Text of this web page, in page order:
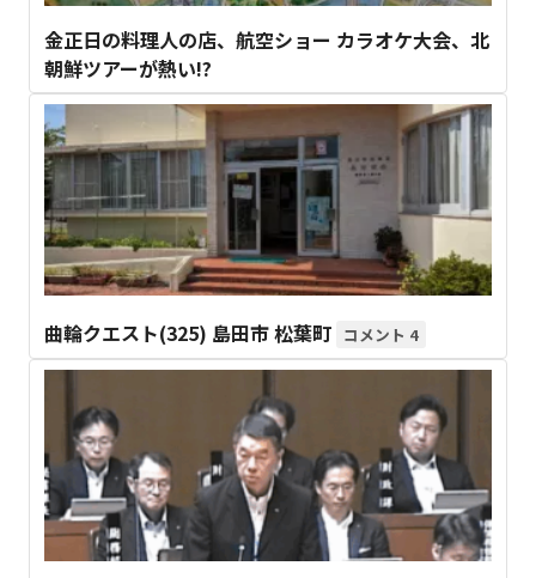
金正日の料理人の店、航空ショー カラオケ大会、北
朝鮮ツアーが熱い!?
曲輪クエスト(325) 島田市 松葉町 4